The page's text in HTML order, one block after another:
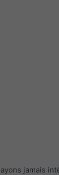
jamais